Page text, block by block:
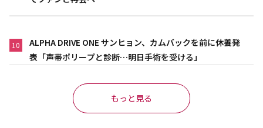
10
ALPHA DRIVE ONE サンヒョン、カムバックを前に休養発
表「声帯ポリープと診断…明日手術を受ける」
もっと見る